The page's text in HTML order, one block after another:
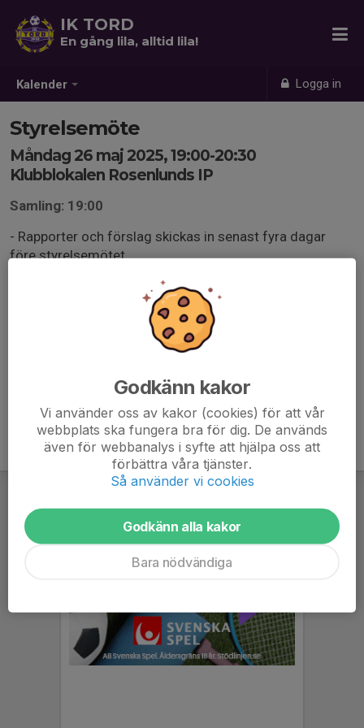
Kalender Logga in
IK TORD
En gång lila, alltid lila!
Styrelsemöte
Måndag 26 maj 2025, 19:00-20:30
Klubblokalen Rosenlunds IP
Samling: 19:00
- Rapporter och förslag skickas in senast fyra dagar
före styrelsemötet.
drive.google.com/drive/u/1/folders/10tN4U1Wm1RhU
d83eM1jebTsgpu3Mebwg
Godkänn kakor
Vi använder oss av kakor (cookies) för att vår
webbplats ska fungera bra för dig. De används
även för webbanalys i syfte att hjälpa oss att
förbättra våra tjänster.
Så använder vi cookies
Godkänn alla kakor
Bara nödvändiga